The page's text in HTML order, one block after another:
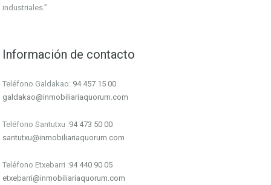
industriales.”
Información de contacto
Teléfono Galdakao: 94 457 15 00
galdakao@inmobiliariaquorum.com
Teléfono Santutxu :94 473 50 00
santutxu@inmobiliariaquorum.com
Teléfono Etxebarri :94 440 90 05
etxebarri@inmobiliariaquorum.com